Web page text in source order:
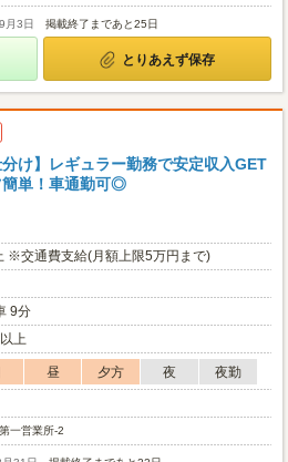
月3日 掲載終了まであと25日
とりあえず保存
分け】レギュラー勤務で安定収入GET
単！車通勤可◎
※交通費支給(月額上限5万円まで)
9分
上
昼 夕方 夜
夜勤
一営業所-2